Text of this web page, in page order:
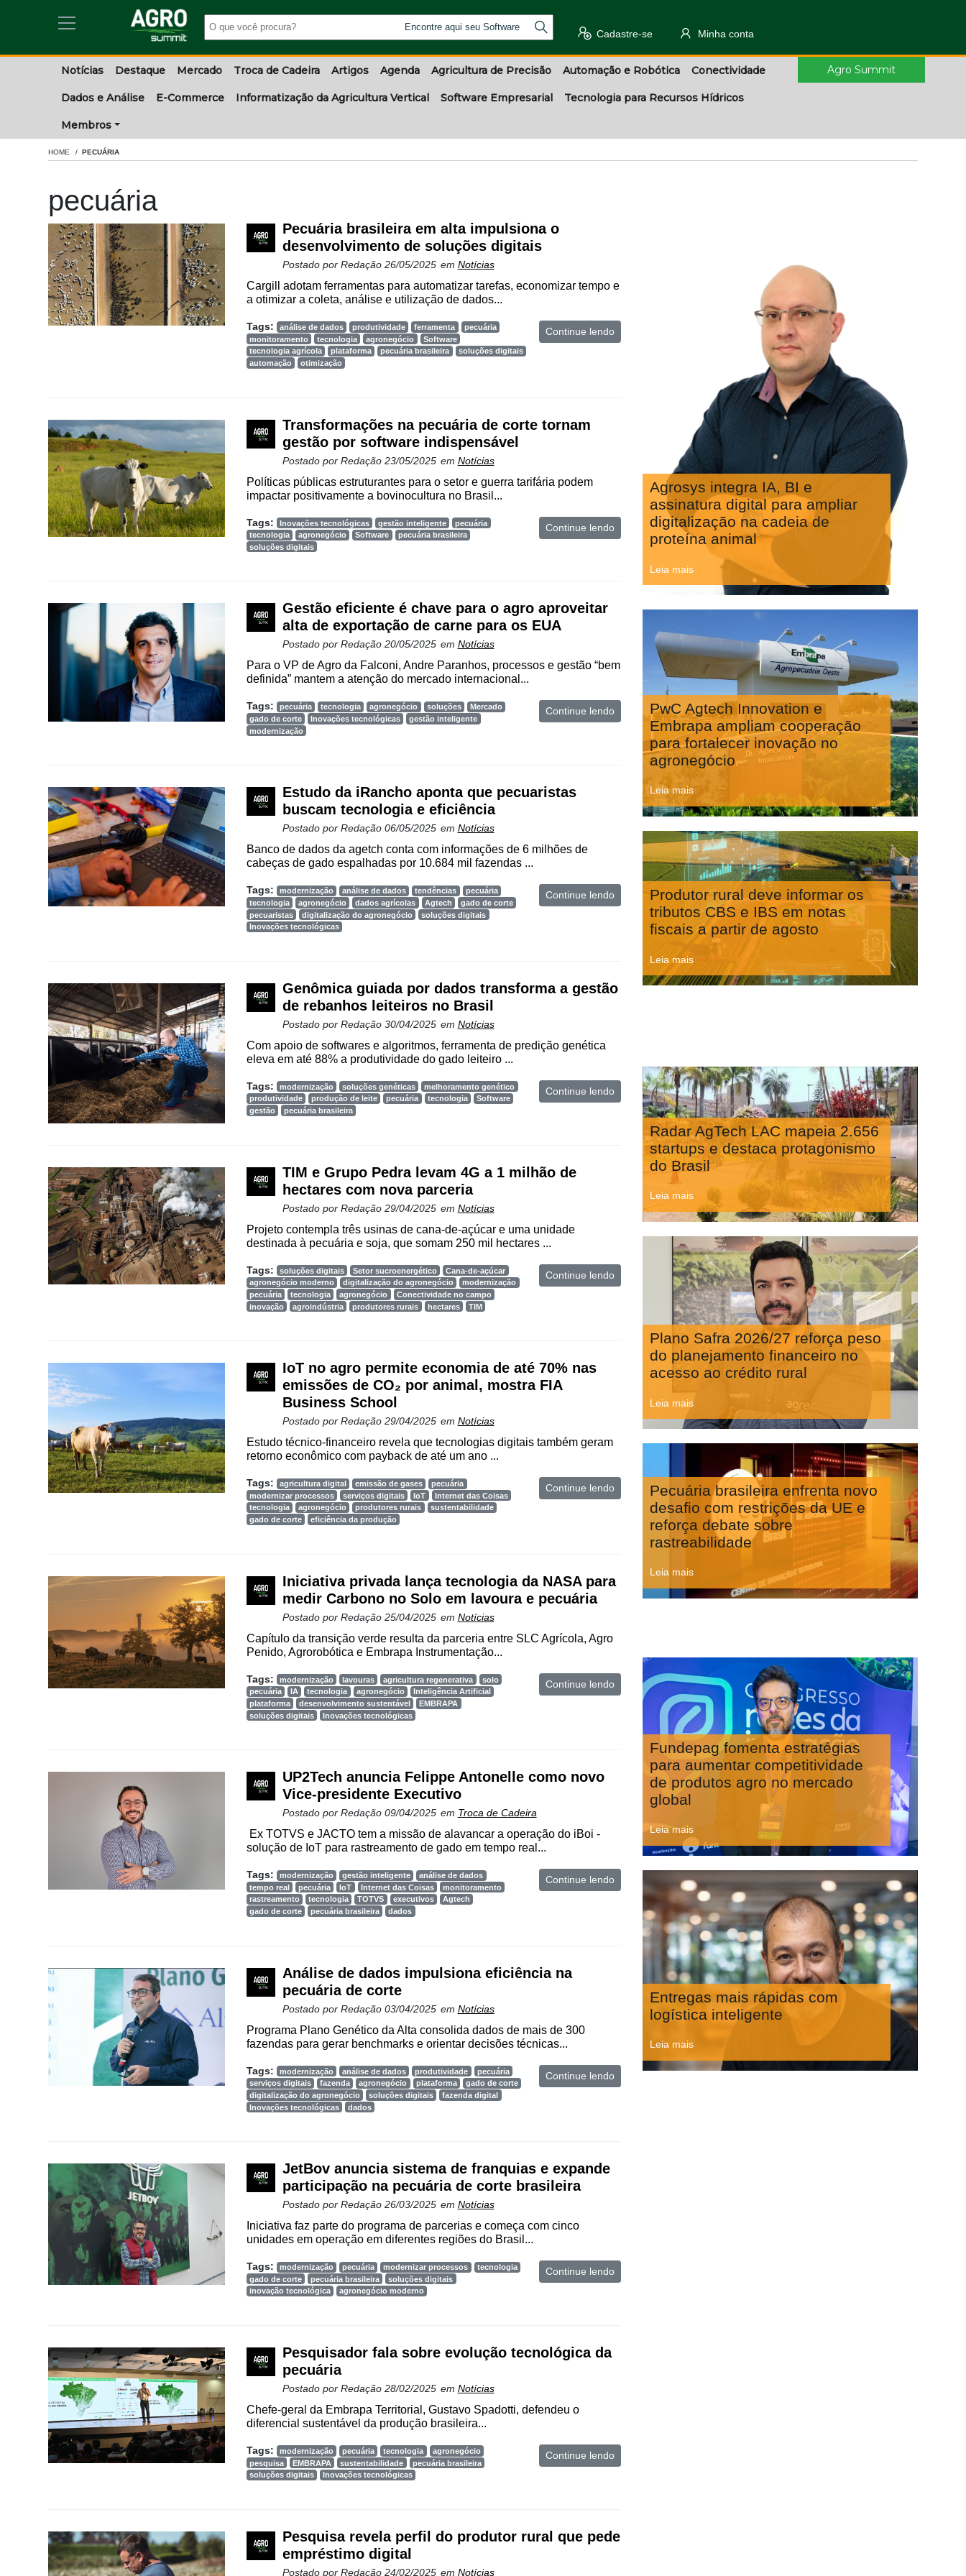
Destaque
Mercado
Agricultura
Precisão
Automação
Robótica
Conectividade
Commerce
Informatização
Agricultura
Recursos
Membros
Liberali
Netrin
Manager
Encontre aqui seu Software
Cadastre-se Minha conta
Notícias Destaque Mercado Troca de Cadeira Artigos Agenda Agricultura de Precisão Automação e Robótica Conectividade
Dados e Análise E-Commerce Informatização da Agricultura Vertical Software Empresarial Tecnologia para Recursos Hídricos
Membros
Agro Summit
HOME PECUÁRIA
pecuária
Pecuária brasileira em alta impulsiona o
desenvolvimento de soluções digitais
Postado por Redação 26/05/2025 em Notícias
Cargill adotam ferramentas para automatizar tarefas, economizar tempo e
a otimizar a coleta, análise e utilização de dados...
Tags: análise de dados produtividade ferramenta
pecuária
monitoramento
tecnologia agronegócio
Software
tecnologia agrícola
plataforma pecuária brasileira
soluções digitais
automação
otimização
Continue lendo
Transformações na pecuária de corte tornam
gestão por software indispensável
Postado por Redação 23/05/2025 em Notícias
Políticas públicas estruturantes para o setor e guerra tarifária podem
impactar positivamente a bovinocultura no Brasil...
Tags: Inovações tecnológicas gestão inteligente
pecuária
tecnologia
agronegócio Software
pecuária brasileira
soluções digitais
Continue lendo
Gestão eficiente é chave para o agro aproveitar
alta de exportação de carne para os EUA
Postado por Redação 20/05/2025 em Notícias
Para o VP de Agro da Falconi, Andre Paranhos, processos e gestão “bem
definida” mantem a atenção do mercado internacional...
Tags: pecuária tecnologia agronegócio soluções
Mercado
gado de corte
Inovações tecnológicas
gestão inteligente
modernização
Continue lendo
Estudo da iRancho aponta que pecuaristas
buscam tecnologia e eficiência
Postado por Redação 06/05/2025 em Notícias
Banco de dados da agetch conta com informações de 6 milhões de
cabeças de gado espalhadas por 10.684 mil fazendas ...
Tags: modernização análise de dados tendências
pecuária
tecnologia
agronegócio dados agrícolas Agtech
gado de corte
pecuaristas
digitalização do agronegócio
soluções digitais
Inovações tecnológicas
Continue lendo
Genômica guiada por dados transforma a gestão
de rebanhos leiteiros no Brasil
Postado por Redação 30/04/2025 em Notícias
Com apoio de softwares e algoritmos, ferramenta de predição genética
eleva em até 88% a produtividade do gado leiteiro ...
Tags: modernização soluções genéticas
melhoramento genético
produtividade
produção de leite pecuária tecnologia
Software
gestão
pecuária brasileira
Continue lendo
TIM e Grupo Pedra levam 4G a 1 milhão de
hectares com nova parceria
Postado por Redação 29/04/2025 em Notícias
Projeto contempla três usinas de cana-de-açúcar e uma unidade
destinada à pecuária e soja, que somam 250 mil hectares ...
Tags: soluções digitais Setor sucroenergético
Cana-de-açúcar
agronegócio moderno
digitalização do agronegócio
modernização
pecuária
tecnologia agronegócio
Conectividade no campo
inovação
agroindústria produtores rurais hectares TIM
Continue lendo
IoT no agro permite economia de até 70% nas
emissões de CO₂ por animal, mostra FIA
Business School
Postado por Redação 29/04/2025 em Notícias
Estudo técnico-financeiro revela que tecnologias digitais também geram
retorno econômico com payback de até um ano ...
Tags: agricultura digital emissão de gases
pecuária
modernizar processos
serviços digitais IoT
Internet das Coisas
tecnologia
agronegócio produtores rurais
sustentabilidade
gado de corte
eficiência da produção
Continue lendo
Iniciativa privada lança tecnologia da NASA para
medir Carbono no Solo em lavoura e pecuária
Postado por Redação 25/04/2025 em Notícias
Capítulo da transição verde resulta da parceria entre SLC Agrícola, Agro
Penido, Agrorobótica e Embrapa Instrumentação...
Tags: modernização lavouras agricultura regenerativa
solo
pecuária
IA tecnologia agronegócio
Inteligência Artificial
plataforma
desenvolvimento sustentável
EMBRAPA
soluções digitais
Inovações tecnológicas
Continue lendo
UP2Tech anuncia Felippe Antonelle como novo
Vice-presidente Executivo
Postado por Redação 09/04/2025 em Troca de Cadeira
Ex TOTVS e JACTO tem a missão de alavancar a operação do iBoi -
solução de IoT para rastreamento de gado em tempo real...
Tags: modernização gestão inteligente
análise de dados
tempo real
pecuária IoT Internet das Coisas
monitoramento
rastreamento
tecnologia TOTVS executivos
Agtech
gado de corte
pecuária brasileira dados
Continue lendo
Análise de dados impulsiona eficiência na
pecuária de corte
Postado por Redação 03/04/2025 em Notícias
Programa Plano Genético da Alta consolida dados de mais de 300
fazendas para gerar benchmarks e orientar decisões técnicas...
Tags: modernização análise de dados produtividade
pecuária
serviços digitais
fazenda agronegócio plataforma
gado de corte
digitalização do agronegócio
soluções digitais
fazenda digital
Inovações tecnológicas
dados
Continue lendo
JetBov anuncia sistema de franquias e expande
participação na pecuária de corte brasileira
Postado por Redação 26/03/2025 em Notícias
Iniciativa faz parte do programa de parcerias e começa com cinco
unidades em operação em diferentes regiões do Brasil...
Tags: modernização pecuária modernizar processos
tecnologia
gado de corte
pecuária brasileira
soluções digitais
inovação tecnológica
agronegócio moderno
Continue lendo
Pesquisador fala sobre evolução tecnológica da
pecuária
Postado por Redação 28/02/2025 em Notícias
Chefe-geral da Embrapa Territorial, Gustavo Spadotti, defendeu o
diferencial sustentável da produção brasileira...
Tags: modernização pecuária tecnologia
agronegócio
pesquisa
EMBRAPA sustentabilidade
pecuária brasileira
soluções digitais
Inovações tecnológicas
Continue lendo
Pesquisa revela perfil do produtor rural que pede
empréstimo digital
Postado por Redação 24/02/2025 em Notícias
Agrosys integra IA, BI e
assinatura digital para ampliar
digitalização na cadeia de
proteína animal
Leia mais
PwC Agtech Innovation e
Embrapa ampliam cooperação
para fortalecer inovação no
agronegócio
Leia mais
Produtor rural deve informar os
tributos CBS e IBS em notas
fiscais a partir de agosto
Leia mais
Radar AgTech LAC mapeia 2.656
startups e destaca protagonismo
do Brasil
Leia mais
Plano Safra 2026/27 reforça peso
do planejamento financeiro no
acesso ao crédito rural
Leia mais
Pecuária brasileira enfrenta novo
desafio com restrições da UE e
reforça debate sobre
rastreabilidade
Leia mais
Fundepag fomenta estratégias
para aumentar competitividade
de produtos agro no mercado
global
Leia mais
Entregas mais rápidas com
logística inteligente
Leia mais